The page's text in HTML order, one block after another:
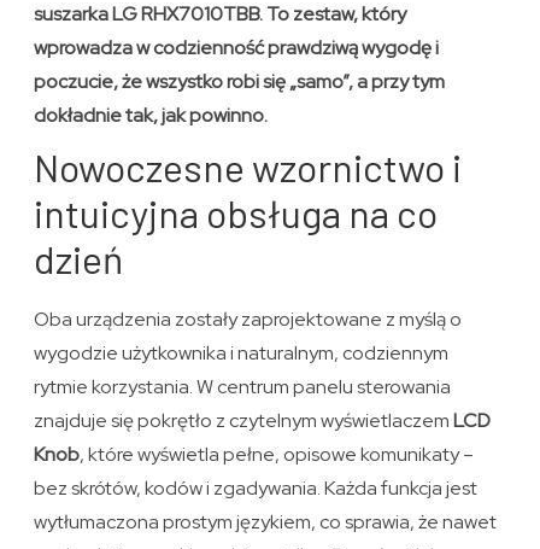
suszarka LG RHX7010TBB. To zestaw, który
wprowadza w codzienność prawdziwą wygodę i
poczucie, że wszystko robi się „samo”, a przy tym
dokładnie tak, jak powinno.
Nowoczesne wzornictwo i
intuicyjna obsługa na co
dzień
Oba urządzenia zostały zaprojektowane z myślą o
wygodzie użytkownika i naturalnym, codziennym
rytmie korzystania. W centrum panelu sterowania
znajduje się pokrętło z czytelnym wyświetlaczemLCD
Knob, które wyświetla pełne, opisowe komunikaty –
bez skrótów, kodów i zgadywania. Każda funkcja jest
wytłumaczona prostym językiem, co sprawia, że nawet